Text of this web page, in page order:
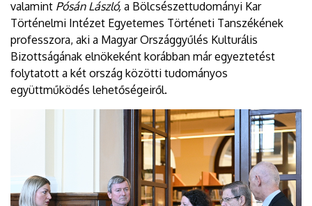
valamint Pósán László, a Bölcsészettudományi Kar
Történelmi Intézet Egyetemes Történeti Tanszékének
professzora, aki a Magyar Országgyűlés Kulturális
Bizottságának elnökeként korábban már egyeztetést
folytatott a két ország közötti tudományos
együttműködés lehetőségeiről.